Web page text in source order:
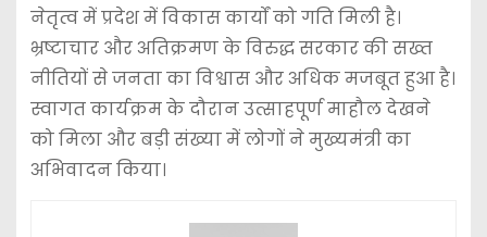
नेतृत्व में प्रदेश में विकास कार्यों को गति मिली है।
भ्रष्टाचार और अतिक्रमण के विरुद्ध सरकार की सख्त
नीतियों से जनता का विश्वास और अधिक मजबूत हुआ है।
स्वागत कार्यक्रम के दौरान उत्साहपूर्ण माहौल देखने
को मिला और बड़ी संख्या में लोगों ने मुख्यमंत्री का
अभिवादन किया।